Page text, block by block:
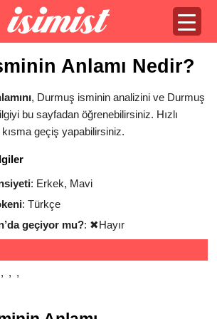
Anlamı Nedir?
, Durmuş isminin analizini ve Durmuş
bu sayfadan öğrenebilirsiniz. Hızlı
geçiş yapabilirsiniz.
: Erkek, Mavi
: Türkçe
geçiyor mu?: ✖Hayır